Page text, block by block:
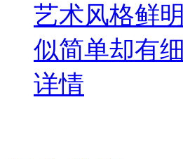
艺术风格鲜
似简单却有
详情